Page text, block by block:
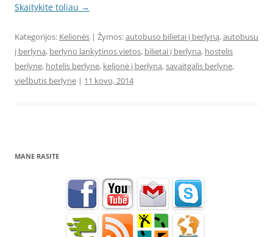
Skaitykite toliau →
Kategorijos: Kelionės | Žymos:autobuso bilietai į berlyną,autobusu
į berlyna, berlyno lankytinos vietos, bilietai į berlyna, hostelis
berlyne, hotelis berlyne, kelionė į berlyną,savaitgalis berlyne,
viešbutis berlyne | 11 kovo, 2014
MANE RASITE